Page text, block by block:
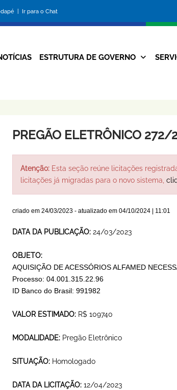
| Ir para o Chat
da
Prefeitura
Navegação
ESTRUTURA DE GOVERNO
PREGÃO ELETRÔNICO 272/
Atenção:Esta seção reúne licitações
licitações já migradas para o novo sistema,
criado em 24/03/2023- atualizado em 04/10/2024 | 11:01
DATA DA PUBLICAÇÃO: 24/03/2023
OBJETO:
AQUISIÇÃO DE ACESSÓRIOS ALFAMED
Processo: 04.001.315.22.96
ID Banco do Brasil: 991982
VALOR ESTIMADO: R$ 109740
MODALIDADE: Pregão Eletrônico
SITUAÇÃO: Homologado
DATA DA LICITAÇÃO: 12/04/2023